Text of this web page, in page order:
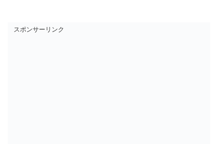
スポンサーリンク